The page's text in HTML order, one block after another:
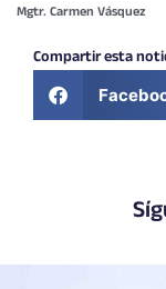
Mgtr. Carmen Vásquez
Compartir esta